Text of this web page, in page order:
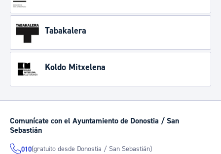
Tabakalera
Koldo Mitxelena
Comunícate con el Ayuntamiento de Donostia / San
Sebastián
010(gratuito desde Donostia / San Sebastián)